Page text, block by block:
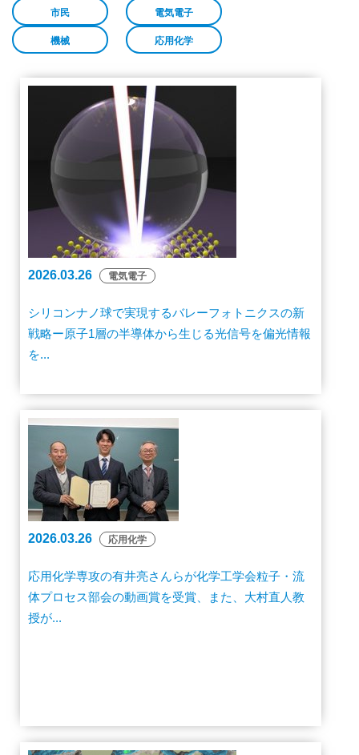
市民 電気電子
機械 応用化学
2026.03.26 電気電子
シリコンナノ球で実現するバレーフォトニクスの新
戦略ー原子1層の半導体から生じる光信号を偏光情報
を...
2026.03.26 応用化学
応用化学専攻の有井亮さんらが化学工学会粒子・流
体プロセス部会の動画賞を受賞、また、大村直人教
授が...